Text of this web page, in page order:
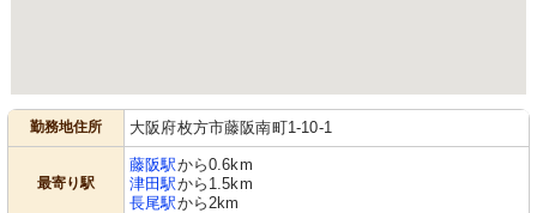
勤務地住所 大阪府枚方市藤阪南町1-10-1
最寄り駅
藤阪駅から0.6km
津田駅から1.5km
長尾駅から2km